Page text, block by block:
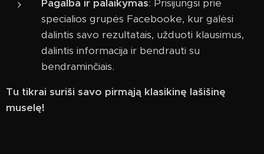
Pagalba ir palaikymas: Prisijungsi prie
specialios grupės Facebooke, kur galėsi
dalintis savo rezultatais, užduoti klausimus,
dalintis informacija ir bendrauti su
bendraminčiais.
Tu tikrai suriši savo pirmąją klasikinę lašišinę
muselę!